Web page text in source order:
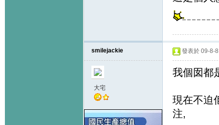
smilejackie
大宅
發表於 09-8-
我個囡都
現在不迫
注,